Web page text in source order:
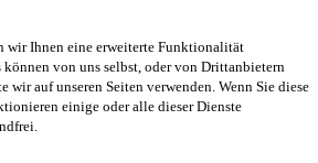
wir Ihnen eine erweiterte Funktionalität
von uns selbst, oder von Drittanbietern
wir auf unseren Seiten verwenden. Wenn Sie diese
einige oder alle dieser Dienste